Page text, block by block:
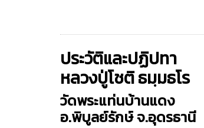
ประวัติและปฏิปทา
หลวงปู่โชติ ธมฺมธโร
วัดพระแท่นบ้านแดง
อ.พิบูลย์รักษ์ จ.อุดรธานี